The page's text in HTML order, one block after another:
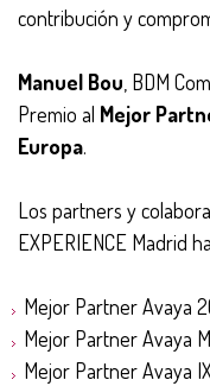
contribución y
Manuel Bou , BDM
Premio al Mejor
Europa.
Los partners y
EXPERIENCE Madrid
Mejor Partner Avaya
Mejor Partner Avaya
Mejor Partner Avaya